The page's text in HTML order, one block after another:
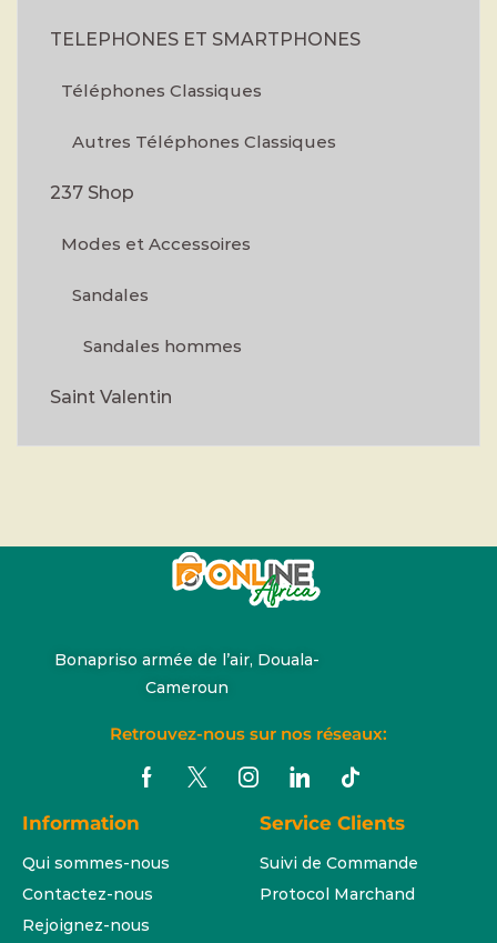
TELEPHONES ET SMARTPHONES
Téléphones Classiques
Autres Téléphones Classiques
237 Shop
Modes et Accessoires
Sandales
Sandales hommes
Saint Valentin
Bonapriso armée de l’air, Douala-
Cameroun
Retrouvez-nous sur nos réseaux:
Information
Qui sommes-nous
Contactez-nous
Rejoignez-nous
Service Clients
Suivi de Commande
Protocol Marchand